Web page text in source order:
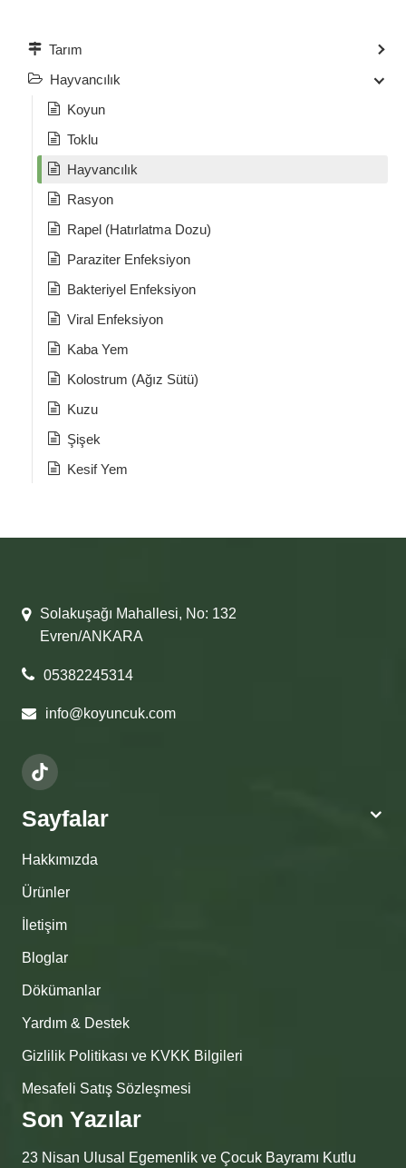
Tarım
Hayvancılık
Koyun
Toklu
Hayvancılık
Rasyon
Rapel (Hatırlatma Dozu)
Paraziter Enfeksiyon
Bakteriyel Enfeksiyon
Viral Enfeksiyon
Kaba Yem
Kolostrum (Ağız Sütü)
Kuzu
Şişek
Kesif Yem
Solakuşağı Mahallesi, No: 132
Evren/ANKARA
05382245314
info@koyuncuk.com
Sayfalar
Hakkımızda
Ürünler
İletişim
Bloglar
Dökümanlar
Yardım & Destek
Gizlilik Politikası ve KVKK Bilgileri
Mesafeli Satış Sözleşmesi
Son Yazılar
23 Nisan Ulusal Egemenlik ve Çocuk Bayramı Kutlu